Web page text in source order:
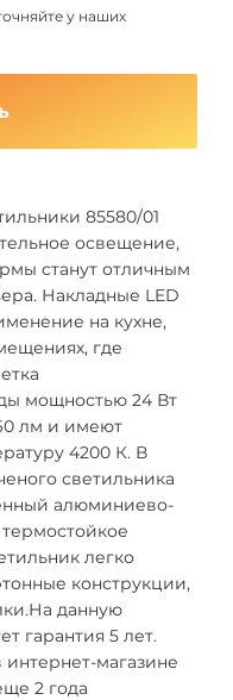
у наших
85580/01
освещение,
станут отличным
Накладные LED
на кухне,
где
мощностью 24 Вт
лм и имеют
4200 К. В
светильника
алюминиево-
легко
конструкции,
данную
гарантия 5 лет.
магазине
2 года